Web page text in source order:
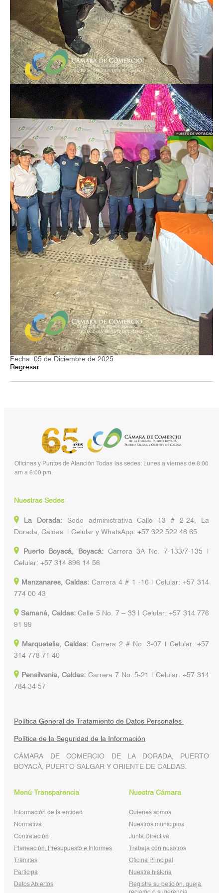
Fecha: 05 de Diciembre de 2025
Regresar
Oficinas y Puntos de Atención Todas las sedes: Lunes a viernes de 8:00
am a 6:00 pm.
Nuestras Sedes
La Dorada:Sede administrativa Calle 13 # 2-24, La
Dorada, Caldas | Celular y WhatsApp: +57 322 522 46 65
Puerto Boyacá, Boyacá:Carrera 3A No. 7-133/7-135 |
Celular: +57 314 896 14 56
Manzanares, Caldas: Carrera 4 # 1 -16 | Celular: +57 314
774 00 43
Samaná, Caldas:Calle 5 No. 7 – 33 | Celular: +57 314 776
91 99
Marquetalia, Caldas: Carrera 2 # No. 3-07 | Celular: +57
314 778 71 40
Pensilvania, Caldas:Carrera 7 No. 5-21 | Celular: +57 314
784 34 57
Política General de Tratamiento de Datos Personales
Política de la Seguridad de la Información
CÁMARA DE COMERCIO DE LA DORADA, PUERTO
BOYACÁ, PUERTO SALGAR Y ORIENTE DE CALDAS.
Menú Transparencia
Información de la entidad
Normativa
Contratación
Planeación, Presupuesto e Informes
Trámites
Participa
Datos Abiertos
Nuestra Cámara
Quienes somos
Nuestros municipios
Junta Directiva
Trabaja con nosotros
Oficina Principal
Nuestra historia
Registre su petición, queja,